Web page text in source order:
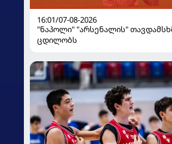
16:01/07-08-2026
"ნაპოლი" "არსენალის"
ცდილობს